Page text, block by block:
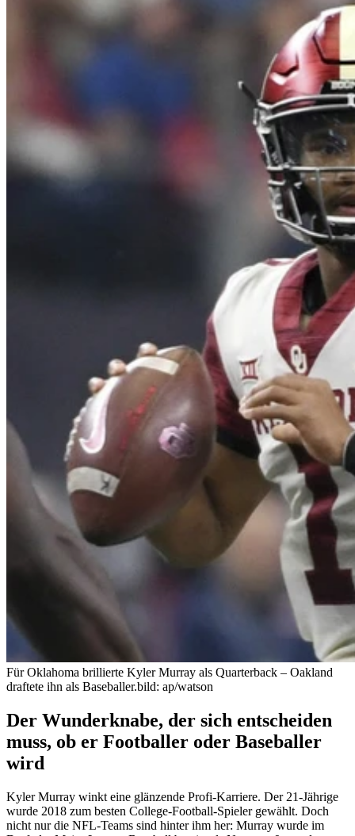
Für Oklahoma brillierte Kyler Murray als Quarterback – Oakland
draftete ihn als Baseballer.bild: ap/watson
Der Wunderknabe, der sich entscheiden
muss, ob er Footballer oder Baseballer
wird
Kyler Murray winkt eine glänzende Profi-Karriere. Der 21-Jährige
wurde 2018 zum besten College-Football-Spieler gewählt. Doch
nicht nur die NFL-Teams sind hinter ihm her: Murray wurde im